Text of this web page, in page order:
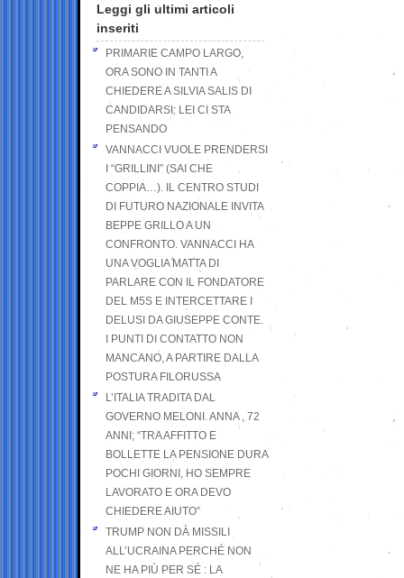
Leggi gli ultimi articoli
inseriti
PRIMARIE CAMPO LARGO,
ORA SONO IN TANTI A
CHIEDERE A SILVIA SALIS DI
CANDIDARSI: LEI CI STA
PENSANDO
VANNACCI VUOLE PRENDERSI
I “GRILLINI” (SAI CHE
COPPIA…). IL CENTRO STUDI
DI FUTURO NAZIONALE INVITA
BEPPE GRILLO A UN
CONFRONTO. VANNACCI HA
UNA VOGLIA MATTA DI
PARLARE CON IL FONDATORE
DEL M5S E INTERCETTARE I
DELUSI DA GIUSEPPE CONTE.
I PUNTI DI CONTATTO NON
MANCANO, A PARTIRE DALLA
POSTURA FILORUSSA
L’ITALIA TRADITA DAL
GOVERNO MELONI. ANNA , 72
ANNI; “TRA AFFITTO E
BOLLETTE LA PENSIONE DURA
POCHI GIORNI, HO SEMPRE
LAVORATO E ORA DEVO
CHIEDERE AIUTO”
TRUMP NON DÀ MISSILI
ALL’UCRAINA PERCHÉ NON
NE HA PIÙ PER SÉ : LA